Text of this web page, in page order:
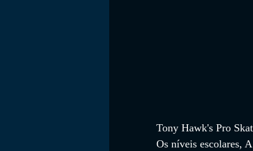
Tony Hawk's Pro
Os níveis escolares,